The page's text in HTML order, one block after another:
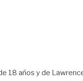
18 años y de